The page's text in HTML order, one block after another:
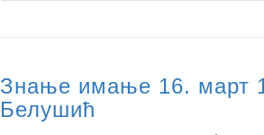
Знање имање 16. март
Белушић